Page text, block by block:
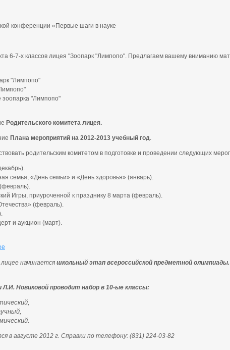
конференции «Первые шаги в науке
6-7-х классов лицея "Зоопарк "Лимпопо". Предлагаем вашему вниманию
"Лимпопо"
"Лимпопо"
Родительского комитета лицея.
Плана мероприятий на 2012-2013 учебный год.
родительским комитетом в подготовке и проведении следующих
семья, «День семьи» и «День здоровья» (январь).
Игры, приуроченной к празднику 8 марта (февраль).
(февраль).
и аукцион (март).
начинается школьный этап всероссийской предметной олимпиады.
Новиковой проводит набор в 10-ые классы:
в августе 2012 г. Справки по телефону: (831) 224-03-82